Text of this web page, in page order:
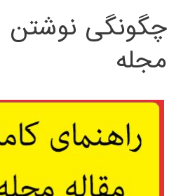
چگونگی نوشتن
مجله